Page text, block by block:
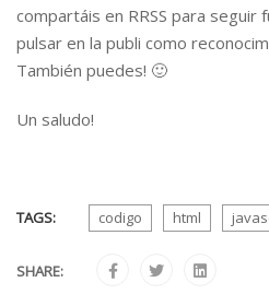
compartáis en RRSS para seguir
pulsar en la publi como
También puedes! 🙂
Un saludo!
TAGS: codigo html
SHARE: